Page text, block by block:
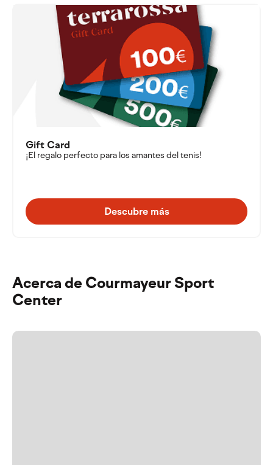
Gift Card
¡El regalo perfecto para los amantes del tenis!
Descubre más
Acerca de Courmayeur Sport
Center